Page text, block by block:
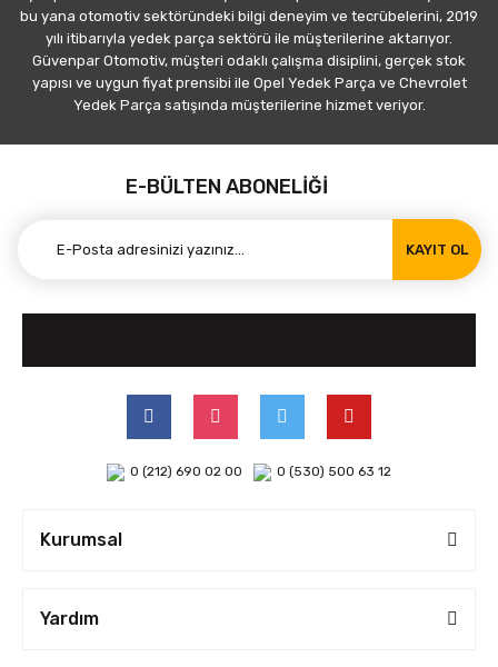
bu yana otomotiv sektöründeki bilgi deneyim ve tecrübelerini, 2019
yılı itibarıyla yedek parça sektörü ile müşterilerine aktarıyor.
Güvenpar Otomotiv, müşteri odaklı çalışma disiplini, gerçek stok
yapısı ve uygun fiyat prensibi ile Opel Yedek Parça ve Chevrolet
Yedek Parça satışında müşterilerine hizmet veriyor.
E-BÜLTEN ABONELİĞİ
KAYIT OL
0 (212) 690 02 00 0 (530) 500 63 12
Kurumsal
Yardım